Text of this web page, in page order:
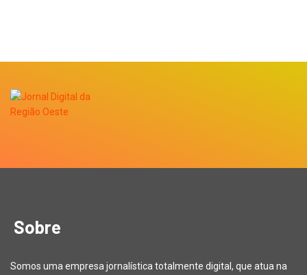
Sobre
Somos uma empresa jornalística totalmente digital, que atua na